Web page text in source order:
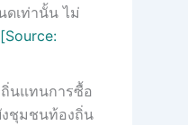
ดเท่านั้น ไม่
[Source:
นแทนการซื้อ
งชุมชนท้องถิ่น